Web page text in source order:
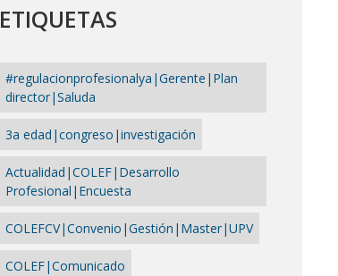
ETIQUETAS
#regulacionprofesionalya|Gerente|Plan
director|Saluda
3a edad|congreso|investigación
Actualidad|COLEF|Desarrollo
Profesional|Encuesta
COLEFCV|Convenio|Gestión|Master|UPV
COLEF|Comunicado